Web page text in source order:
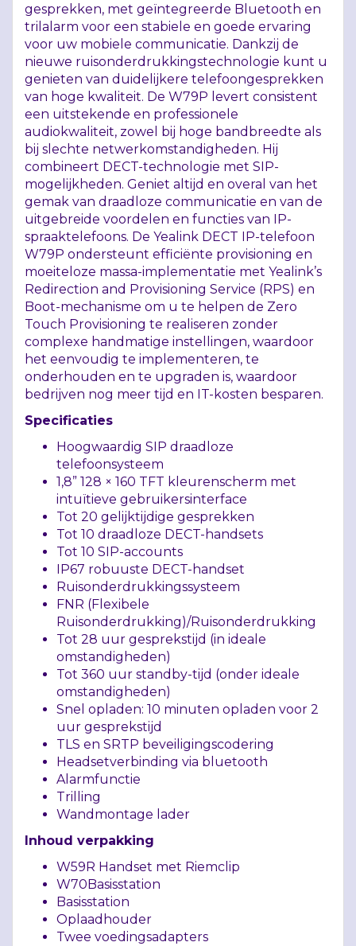
gesprekken, met geïntegreerde Bluetooth en
trilalarm voor een stabiele en goede ervaring
voor uw mobiele communicatie. Dankzij de
nieuwe ruisonderdrukkingstechnologie kunt u
genieten van duidelijkere telefoongesprekken
van hoge kwaliteit. De W79P levert consistent
een uitstekende en professionele
audiokwaliteit, zowel bij hoge bandbreedte als
bij slechte netwerkomstandigheden. Hij
combineert DECT-technologie met SIP-
mogelijkheden. Geniet altijd en overal van het
gemak van draadloze communicatie en van de
uitgebreide voordelen en functies van IP-
spraaktelefoons. De Yealink DECT IP-telefoon
W79P ondersteunt efficiënte provisioning en
moeiteloze massa-implementatie met Yealink’s
Redirection and Provisioning Service (RPS) en
Boot-mechanisme om u te helpen de Zero
Touch Provisioning te realiseren zonder
complexe handmatige instellingen, waardoor
het eenvoudig te implementeren, te
onderhouden en te upgraden is, waardoor
bedrijven nog meer tijd en IT-kosten besparen.
Specificaties
Hoogwaardig SIP draadloze
telefoonsysteem
1,8” 128 × 160 TFT kleurenscherm met
intuïtieve gebruikersinterface
Tot 20 gelijktijdige gesprekken
Tot 10 draadloze DECT-handsets
Tot 10 SIP-accounts
IP67 robuuste DECT-handset
Ruisonderdrukkingssysteem
FNR (Flexibele
Ruisonderdrukking)/Ruisonderdrukking
Tot 28 uur gesprekstijd (in ideale
omstandigheden)
Tot 360 uur standby-tijd (onder ideale
omstandigheden)
Snel opladen: 10 minuten opladen voor 2
uur gesprekstijd
TLS en SRTP beveiligingscodering
Headsetverbinding via bluetooth
Alarmfunctie
Trilling
Wandmontage lader
Inhoud verpakking
W59R Handset met Riemclip
W70Basisstation
Basisstation
Oplaadhouder
Twee voedingsadapters